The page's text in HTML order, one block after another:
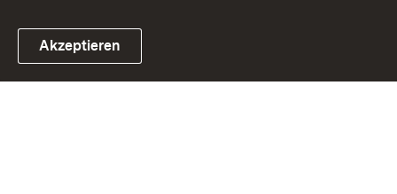
Link zum Landesportal
Akzeptieren